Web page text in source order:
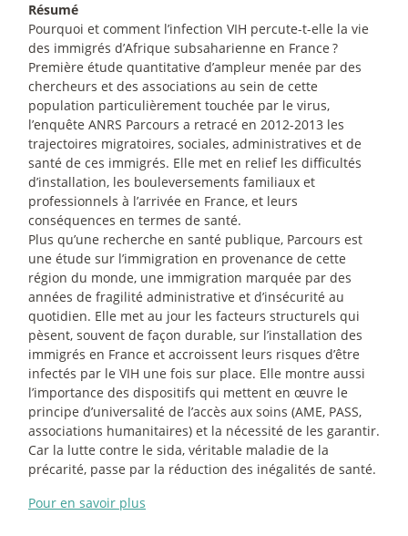
Résumé
Pourquoi et comment l’infection VIH percute-t-elle la vie
des immigrés d’Afrique subsaharienne en France ?
Première étude quantitative d’ampleur menée par des
chercheurs et des associations au sein de cette
population particulièrement touchée par le virus,
l’enquête ANRS Parcours a retracé en 2012-2013 les
trajectoires migratoires, sociales, administratives et de
santé de ces immigrés. Elle met en relief les difficultés
d’installation, les bouleversements familiaux et
professionnels à l’arrivée en France, et leurs
conséquences en termes de santé.
Plus qu’une recherche en santé publique, Parcours est
une étude sur l’immigration en provenance de cette
région du monde, une immigration marquée par des
années de fragilité administrative et d’insécurité au
quotidien. Elle met au jour les facteurs structurels qui
pèsent, souvent de façon durable, sur l’installation des
immigrés en France et accroissent leurs risques d’être
infectés par le VIH une fois sur place. Elle montre aussi
l’importance des dispositifs qui mettent en œuvre le
principe d’universalité de l’accès aux soins (AME, PASS,
associations humanitaires) et la nécessité de les garantir.
Car la lutte contre le sida, véritable maladie de la
précarité, passe par la réduction des inégalités de santé.
Pour en savoir plus